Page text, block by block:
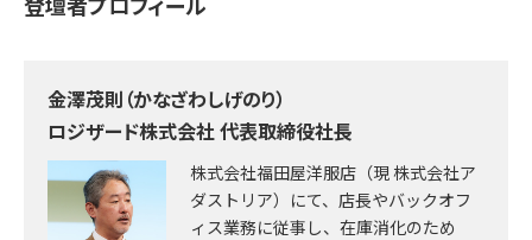
登壇者プロフィール
金澤茂則（かなざわしげのり）
ロジザード株式会社 代表取締役社長
株式会社福田屋洋服店（現 株式会社ア
ダストリア）にて、店長やバックオフ
ィス業務に従事し、在庫消化のため